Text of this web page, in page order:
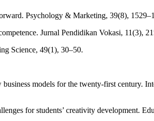
Psychology & Marketing, 39(8),
Jurnal Pendidikan Vokasi, 11(3),
Science, 49(1), 30–50.
models for the twenty-first century.
for students’ creativity development.